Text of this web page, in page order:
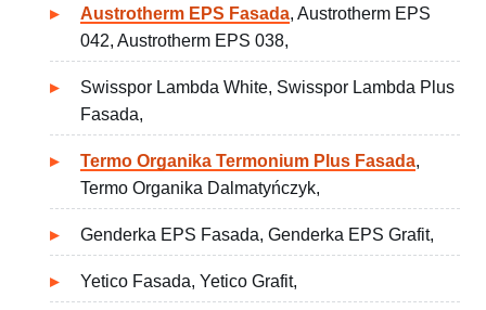
Austrotherm EPS Fasada, Austrotherm EPS
042, Austrotherm EPS 038,
Swisspor Lambda White, Swisspor Lambda Plus
Fasada,
Termo Organika Termonium Plus Fasada,
Termo Organika Dalmatyńczyk,
Genderka EPS Fasada, Genderka EPS Grafit,
Yetico Fasada, Yetico Grafit,